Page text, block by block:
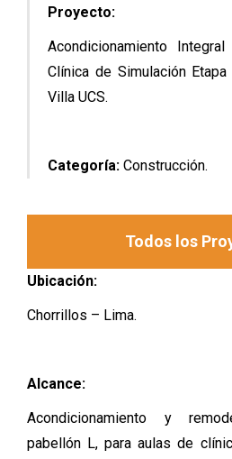
Proyecto:
Acondicionamiento
Clínica de Simulación
Villa UCS.
Categoría: Construcción.
Todos los
Ubicación:
Chorrillos – Lima.
Alcance:
Acondicionamiento y
pabellón L, para aulas de